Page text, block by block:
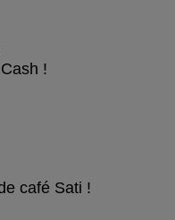
!
café Sati !